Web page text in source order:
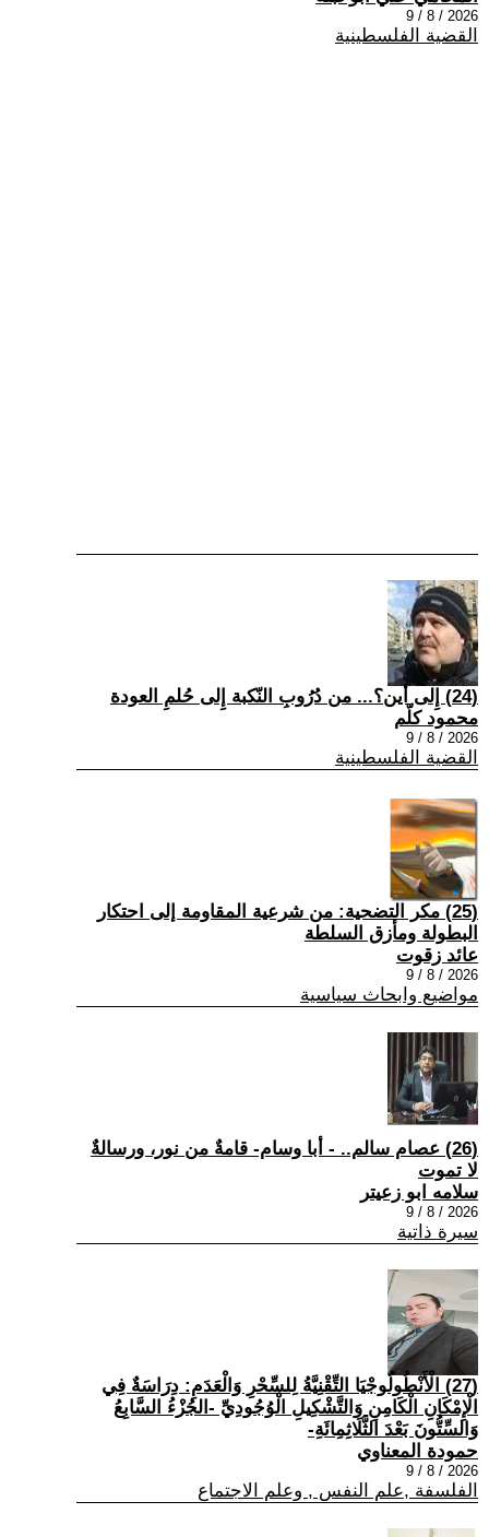
2026 / 8 / 9
القضية الفلسطينية
(24) إِلى أين؟... من دُرُوبِ النّكبة إِلى حُلمِ العودة
محمود كلّم
2026 / 8 / 9
القضية الفلسطينية
(25) مكر التضحية: من شرعية المقاومة إلى احتكار
البطولة ومأزق السلطة
عائد زقوت
2026 / 8 / 9
مواضيع وابحاث سياسية
(26) عصام سالم.. - أبا وسام- قامةٌ من نور، ورسالةٌ
لا تموت
سلامه ابو زعيتر
2026 / 8 / 9
سيرة ذاتية
(27) الْأَنْطُولُوجْيَا التِّقْنِيَّةُ لِلسِّحْرِ وَالْعَدَمِ: دِرَاسَةٌ فِي
الْإِمْكَانِ الْكَامِنِ وَالتَّشْكِيلِ الْوُجُودِيِّ -الجُزْءُ السَّابِعُ
وَالسِّتُّونَ بَعْدَ الثَّلَاثِمِائَةِ-
حمودة المعناوي
2026 / 8 / 9
الفلسفة ,علم النفس , وعلم الاجتماع